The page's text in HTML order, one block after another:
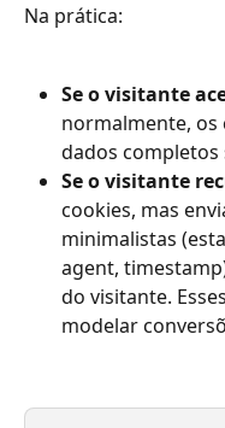
Na prática:
Se o visitante
normalmente, os
dados completos
Se o visitante
cookies, mas
minimalistas
agent,
do visitante.
modelar